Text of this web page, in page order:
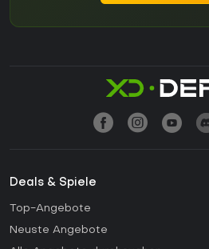
Deals & Spiele
Top-Angebote
Neuste Angebote